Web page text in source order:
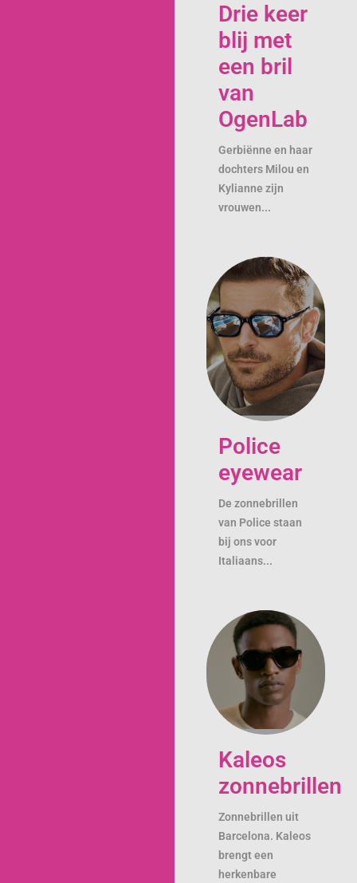
Drie keer
blij met
een bril
van
OgenLab
Gerbiënne en haar
dochters Milou en
Kylianne zijn
vrouwen...
Police
eyewear
De zonnebrillen
van Police staan
bij ons voor
Italiaans...
Kaleos
zonnebrillen
Zonnebrillen uit
Barcelona. Kaleos
brengt een
herkenbare